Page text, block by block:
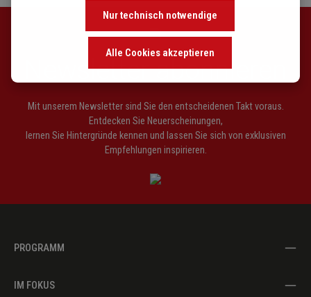
Newsletter abonnieren
Mit unserem Newsletter sind Sie den entscheidenen Takt voraus.
Entdecken Sie Neuerscheinungen,
lernen Sie Hintergründe kennen und lassen Sie sich von exklusiven
Empfehlungen inspirieren.
PROGRAMM
IM FOKUS
Nur technisch notwendige
Alle Cookies akzeptieren